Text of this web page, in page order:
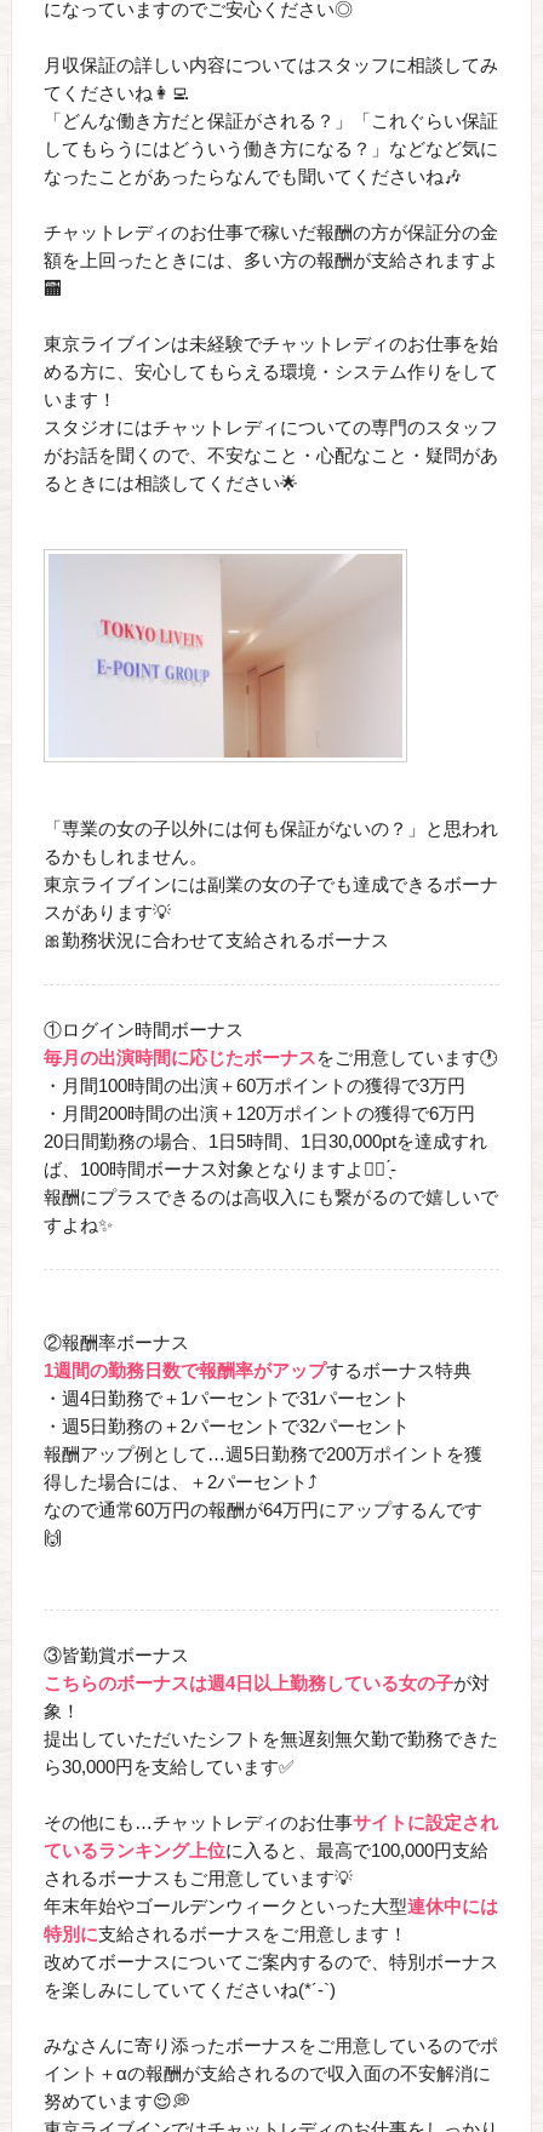
になっていますのでご安心ください◎
月収保証の詳しい内容についてはスタッフに相談してみ
てくださいね👩‍💻
「どんな働き方だと保証がされる？」「これぐらい保証
してもらうにはどういう働き方になる？」などなど気に
なったことがあったらなんでも聞いてくださいね🎶
チャットレディのお仕事で稼いだ報酬の方が保証分の金
額を上回ったときには、多い方の報酬が支給されますよ
🏧
東京ライブインは未経験でチャットレディのお仕事を始
める方に、安心してもらえる環境・システム作りをして
います！
スタジオにはチャットレディについての専門のスタッフ
がお話を聞くので、不安なこと・心配なこと・疑問があ
るときには相談してください🌟
「専業の女の子以外には何も保証がないの？」と思われ
るかもしれません。
東京ライブインには副業の女の子でも達成できるボーナ
スがあります💡
🎀勤務状況に合わせて支給されるボーナス
①ログイン時間ボーナス
毎月の出演時間に応じたボーナスをご用意しています🕐
・月間100時間の出演＋60万ポイントの獲得で3万円
・月間200時間の出演＋120万ポイントの獲得で6万円
20日間勤務の場合、1日5時間、1日30,000ptを達成すれ
ば、100時間ボーナス対象となりますよ︎👍🏻 ̖́-
報酬にプラスできるのは高収入にも繋がるので嬉しいで
すよね✨
②報酬率ボーナス
1週間の勤務日数で報酬率がアップするボーナス特典
・週4日勤務で＋1パーセントで31パーセント
・週5日勤務の＋2パーセントで32パーセント
報酬アップ例として…週5日勤務で200万ポイントを獲
得した場合には、＋2パーセント⤴️
なので通常60万円の報酬が64万円にアップするんです
🙌
③皆勤賞ボーナス
こちらのボーナスは週4日以上勤務している女の子が対
象！
提出していただいたシフトを無遅刻無欠勤で勤務できた
ら30,000円を支給しています✅
その他にも…チャットレディのお仕事サイトに設定され
ているランキング上位に入ると、最高で100,000円支給
されるボーナスもご用意しています💡
年末年始やゴールデンウィークといった大型連休中には
特別に支給されるボーナスをご用意します！
改めてボーナスについてご案内するので、特別ボーナス
を楽しみにしていてくださいね(*´-`)
みなさんに寄り添ったボーナスをご用意しているのでポ
イント＋αの報酬が支給されるので収入面の不安解消に
努めています😌💭